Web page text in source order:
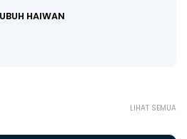
HAIWAN
LIHAT SEMUA